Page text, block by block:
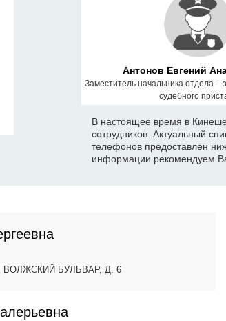
Антонов Евгений
Заместитель начальника отдела –
судебного
В настоящее время в
сотрудников. Актуальный
телефонов предоставлен
информации рекомендуем
ВОЛЖСКИЙ БУЛЬВАР, Д. 6